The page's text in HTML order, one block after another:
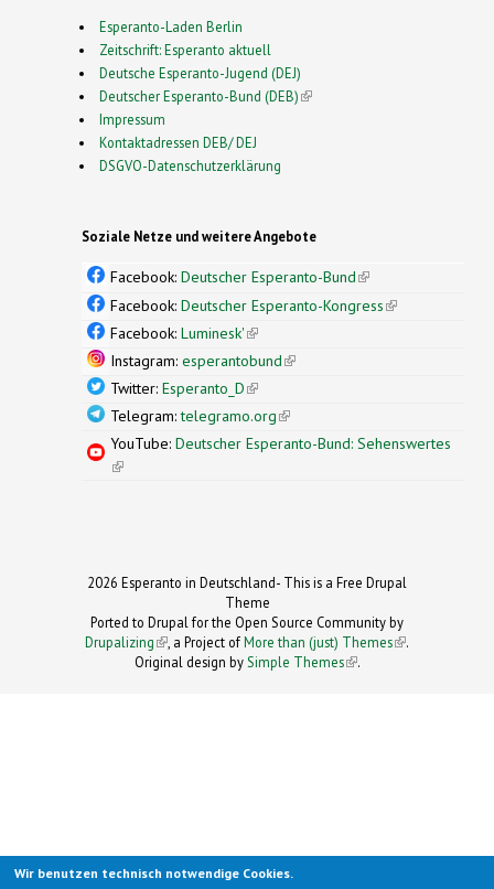
Esperanto-Laden Berlin
Zeitschrift: Esperanto aktuell
Deutsche Esperanto-Jugend (DEJ)
Deutscher Esperanto-Bund (DEB)(link is external)
Impressum
Kontaktadressen DEB/ DEJ
DSGVO-Datenschutzerklärung
Soziale Netze und weitere Angebote
Facebook: Deutscher Esperanto-Bund(link is
external)
Facebook: Deutscher Esperanto-Kongress(link is
Facebook: Luminesk'(link is external)
Instagram: esperantobund(link is external)
Twitter: Esperanto_D(link is external)
Telegram:telegramo.org(link is external)
YouTube: Deutscher Esperanto-Bund: Sehenswertes
(link is external)
2026 Esperanto in Deutschland- This is a Free Drupal
Theme
Ported to Drupal for the Open Source Community by
Drupalizing(link is external)
, a Project ofMore than (just) Themes (link is
.
Original design by Simple Themes
(link is
.
Wir benutzen technisch notwendige Cookies.